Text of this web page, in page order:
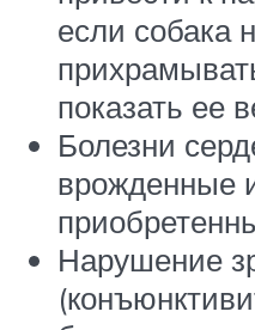
если собака
показать ее
Болезни
врожденные
Нарушение